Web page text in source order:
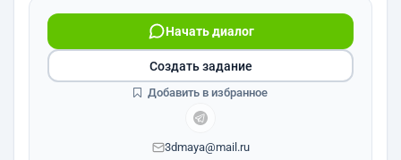
Начать диалог
3dmaya@mail.ru
Создать задание
Добавить в избранное